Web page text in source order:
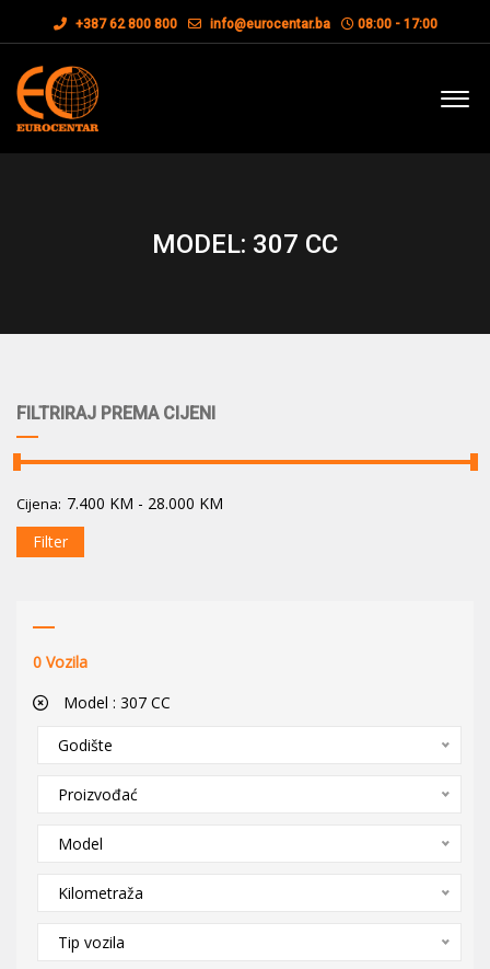
+387 62 800 800 info@eurocentar.ba 08:00 - 17:00
MODEL: 307 CC
FILTRIRAJ PREMA CIJENI
Cijena: 7.400 KM - 28.000 KM
Filter
0 Vozila
Model : 307 CC
Godište
Proizvođać
Model
Kilometraža
Tip vozila